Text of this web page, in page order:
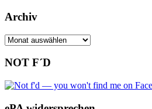
Archiv
Archiv
NOT F´D